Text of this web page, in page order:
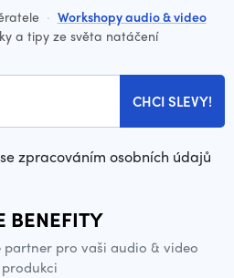
· Workshopy audio & video
a tipy ze světa natáčení
CHCI SLEVY!
zpracováním osobních údajů
BENEFITY
pro vaši audio & video
produkci